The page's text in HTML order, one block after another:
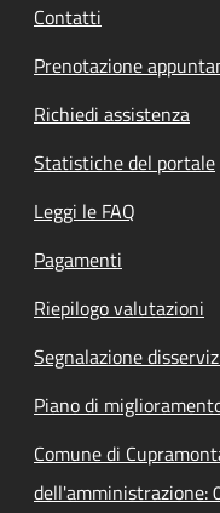
Contatti
Prenotazione
Richiedi assistenza
Statistiche del portale
Leggi le FAQ
Pagamenti
Riepilogo valutazioni
Segnalazione
Piano di
Comune di
dell'amministrazione: